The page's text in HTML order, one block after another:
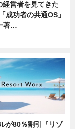
経営者を見てきた
成功者の共通OS」
著…
が80％割引『リゾ